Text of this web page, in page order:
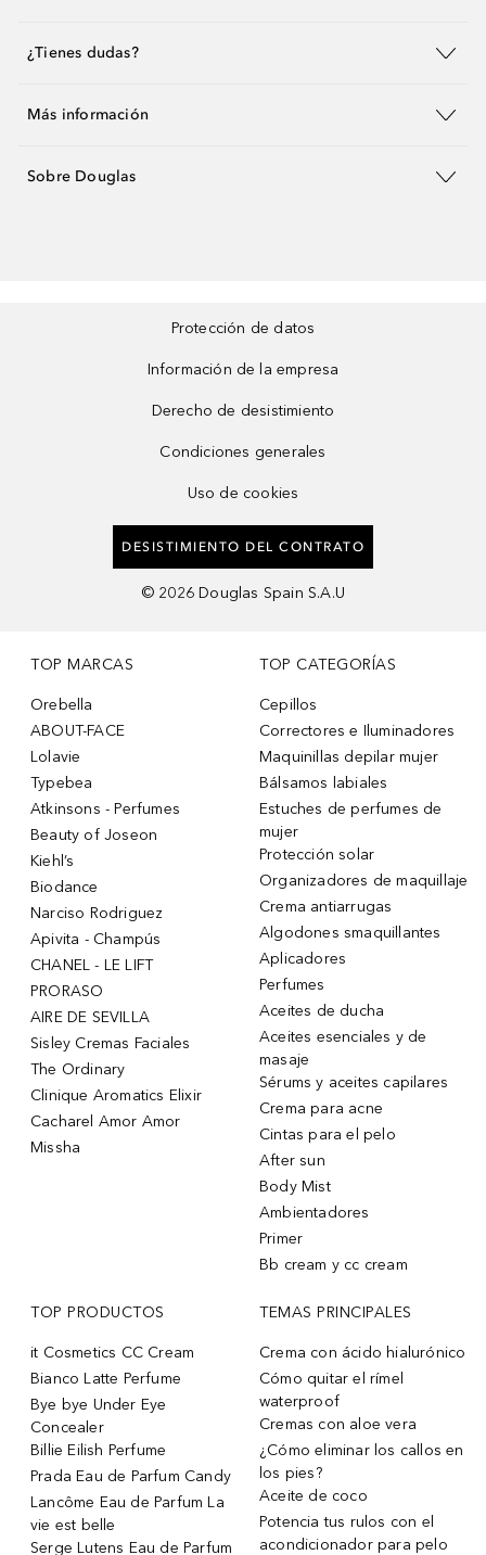
¿Tienes dudas?
Más información
Sobre Douglas
Protección de datos
Información de la empresa
Derecho de desistimiento
Condiciones generales
Uso de cookies
DESISTIMIENTO DEL CONTRATO
© 2026 Douglas Spain S.A.U
TOP MARCAS
Orebella
ABOUT-FACE
Lolavie
Typebea
Atkinsons - Perfumes
Beauty of Joseon
Kiehl’s
Biodance
Narciso Rodriguez
Apivita - Champús
CHANEL - LE LIFT
PRORASO
AIRE DE SEVILLA
Sisley Cremas Faciales
The Ordinary
Clinique Aromatics Elixir
Cacharel Amor Amor
Missha
TOP CATEGORÍAS
Cepillos
Correctores e Iluminadores
Maquinillas depilar mujer
Bálsamos labiales
Estuches de perfumes de
mujer
Protección solar
Organizadores de maquillaje
Crema antiarrugas
Algodones smaquillantes
Aplicadores
Perfumes
Aceites de ducha
Aceites esenciales y de
masaje
Sérums y aceites capilares
Crema para acne
Cintas para el pelo
After sun
Body Mist
Ambientadores
Primer
Bb cream y cc cream
TOP PRODUCTOS
it Cosmetics CC Cream
Bianco Latte Perfume
Bye bye Under Eye
Concealer
Billie Eilish Perfume
Prada Eau de Parfum Candy
Lancôme Eau de Parfum La
vie est belle
Serge Lutens Eau de Parfum
TEMAS PRINCIPALES
Crema con ácido hialurónico
Cómo quitar el rímel
waterproof
Cremas con aloe vera
¿Cómo eliminar los callos en
los pies?
Aceite de coco
Potencia tus rulos con el
acondicionador para pelo